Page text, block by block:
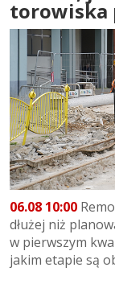
torowiska
06.08 10:00
dłużej niż
w pierwszym
jakim etapie są